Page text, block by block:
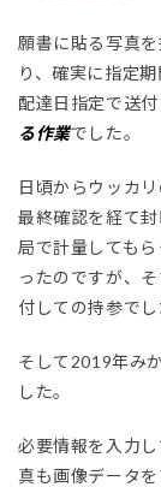
願書に貼る写真
り、確実に指定
配達日指定で送
る作業でした。
日頃からウッカ
最終確認を経て
局で計量しても
ったのですが、
付しての持参でし
そして2019年み
した。
必要情報を入力
真も画像データを